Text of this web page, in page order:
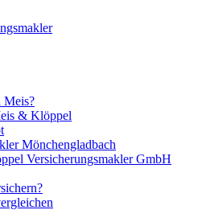
Meis?
& Klöppel
Mönchengladbach
Versicherungsmakler GmbH